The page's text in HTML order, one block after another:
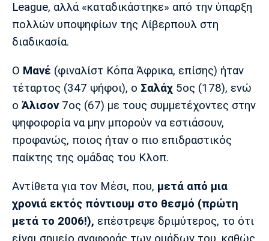
League, αλλά «καταδικάστηκε» από την ύπαρξη
πολλών υποψηφίων της Λίβερπουλ στη
διαδικασία.
Ο Μανέ (φιναλίστ Κόπα Άφρικα, επίσης) ήταν
τέταρτος (347 ψήφοι), ο Σαλάχ 5ος (178), ενώ
ο Άλισον7ος (67) με τους συμμετέχοντες στην
ψηφοφορία να μην μπορούν να εστιάσουν,
προφανώς, ποιος ήταν ο πιο επιδραστικός
παίκτης της ομάδας του Κλοπ.
Αντίθετα για τον Μέσι, που, μετά από μια
χρονιά εκτός πόντιουμ στο θεσμό (πρώτη
μετά το 2006!), επέστρεψε δριμύτερος, το ότι